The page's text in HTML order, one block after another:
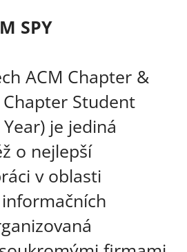
SPY
ACM Chapter &
Chapter Student
je jediná
o nejlepší
v oblasti